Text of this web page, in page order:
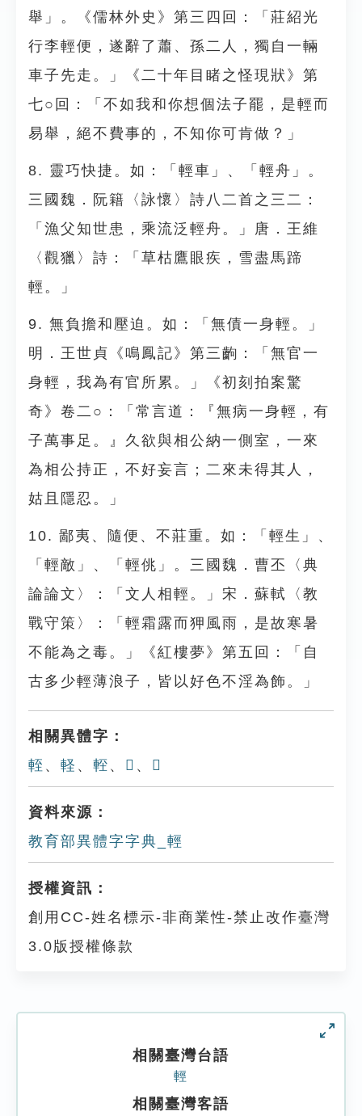
舉」。《儒林外史》第三四回：「莊紹光
行李輕便，遂辭了蕭、孫二人，獨自一輛
車子先走。」《二十年目睹之怪現狀》第
七○回：「不如我和你想個法子罷，是輕而
易舉，絕不費事的，不知你可肯做？」
8. 靈巧快捷。如：「輕車」、「輕舟」。
三國魏．阮籍〈詠懷〉詩八二首之三二：
「漁父知世患，乘流泛輕舟。」唐．王維
〈觀獵〉詩：「草枯鷹眼疾，雪盡馬蹄
輕。」
9. 無負擔和壓迫。如：「無債一身輕。」
明．王世貞《鳴鳳記》第三齣：「無官一
身輕，我為有官所累。」《初刻拍案驚
奇》卷二○：「常言道：『無病一身輕，有
子萬事足。』久欲與相公納一側室，一來
為相公持正，不好妄言；二來未得其人，
姑且隱忍。」
10. 鄙夷、隨便、不莊重。如：「輕生」、
「輕敵」、「輕佻」。三國魏．曹丕〈典
論論文〉：「文人相輕。」宋．蘇軾〈教
戰守策〉：「輕霜露而狎風雨，是故寒暑
不能為之毒。」《紅樓夢》第五回：「自
古多少輕薄浪子，皆以好色不淫為飾。」
相關異體字：
輊 、 軽 、 䡖 、 𨌷 、 𨓷
資料來源：
教育部異體字字典_輕
授權資訊：
創用CC-姓名標示-非商業性-禁止改作臺灣
3.0版授權條款
相關臺灣台語
輕
相關臺灣客語